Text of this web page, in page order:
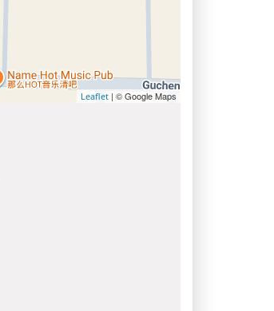
Leaflet | © Google Maps